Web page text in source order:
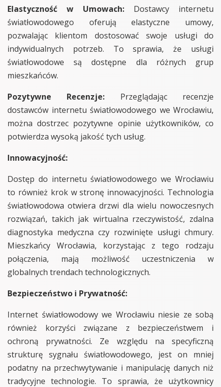
Elastyczność w Umowach: Dostawcy internetu
światłowodowego oferują elastyczne umowy,
pozwalając klientom dostosować swoje usługi do
indywidualnych potrzeb. To sprawia, że usługi
światłowodowe są dostępne dla różnych grup
mieszkańców.
Pozytywne Recenzje: Przeglądając recenzje
dostawców internetu światłowodowego we Wrocławiu,
można dostrzec pozytywne opinie użytkowników, co
potwierdza wysoką jakość tych usług.
Innowacyjność:
Dostęp do internetu światłowodowego we Wrocławiu
to również krok w stronę innowacyjności. Technologia
światłowodowa otwiera drzwi dla wielu nowoczesnych
rozwiązań, takich jak wirtualna rzeczywistość, zdalna
diagnostyka medyczna czy rozwinięte usługi chmury.
Mieszkańcy Wrocławia, korzystając z tego rodzaju
połączenia, mają możliwość uczestniczenia w
globalnych trendach technologicznych.
Bezpieczeństwo i Prywatność:
Internet światłowodowy we Wrocławiu niesie ze sobą
również korzyści związane z bezpieczeństwem i
ochroną prywatności. Ze względu na specyficzną
strukturę sygnału światłowodowego, jest on mniej
podatny na przechwytywanie i manipulację danych niż
tradycyjne technologie. To sprawia, że użytkownicy